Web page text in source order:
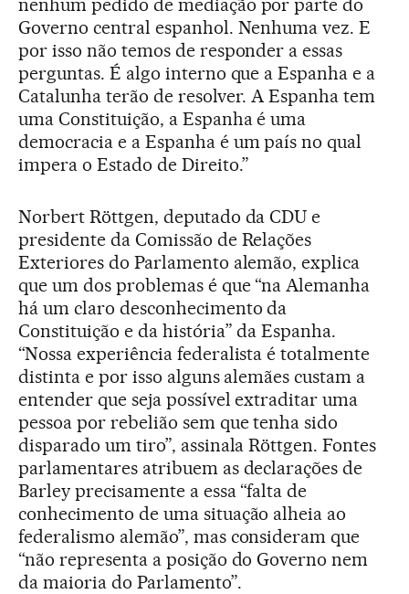
nenhum pedido de mediação por parte do
Governo central espanhol. Nenhuma vez. E
por isso não temos de responder a essas
perguntas. É algo interno que a Espanha e a
Catalunha terão de resolver. A Espanha tem
uma Constituição, a Espanha é uma
democracia e a Espanha é um país no qual
impera o Estado de Direito.”
Norbert Röttgen, deputado da CDU e
presidente da Comissão de Relações
Exteriores do Parlamento alemão, explica
que um dos problemas é que “na Alemanha
há um claro desconhecimento da
Constituição e da história” da Espanha.
“Nossa experiência federalista é totalmente
distinta e por isso alguns alemães custam a
entender que seja possível extraditar uma
pessoa por rebelião sem que tenha sido
disparado um tiro”, assinala Röttgen. Fontes
parlamentares atribuem as declarações de
Barley precisamente a essa “falta de
conhecimento de uma situação alheia ao
federalismo alemão”, mas consideram que
“não representa a posição do Governo nem
da maioria do Parlamento”.